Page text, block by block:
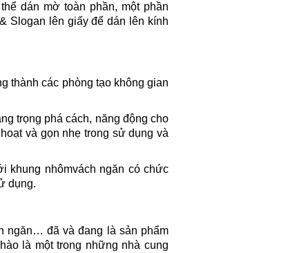
dán mờ toàn phần, một phần
Slogan lên giấy để dán lên kính
thành các phòng tạo không gian
trọng phá cách, năng động cho
và gọn nhẹ trong sử dụng và
khung nhômvách ngăn có chức
dụng.
ngăn… đã và đang là sản phẩm
là một trong những nhà cung